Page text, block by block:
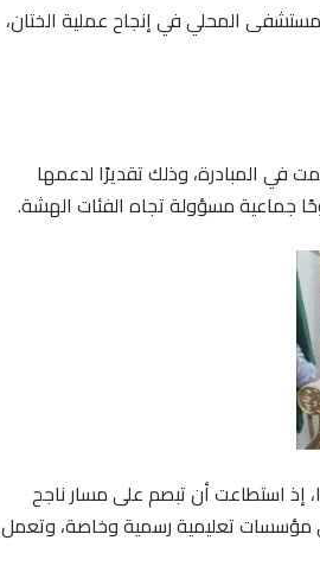
المحلي في إنجاح عملية الختان،
في المبادرة، وذلك تقديرًا لدعمها
جماعية مسؤولة تجاه الفئات الهشة.
إذ استطاعت أن تبصم على مسار ناجح
مؤسسات تعليمية رسمية وخاصة، وتعمل